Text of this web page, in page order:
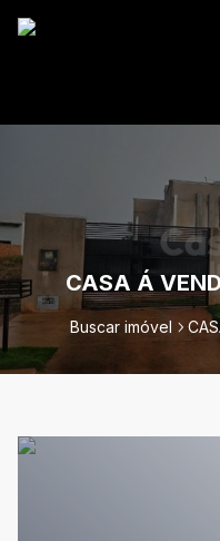
CASA Á
Buscar imóvel